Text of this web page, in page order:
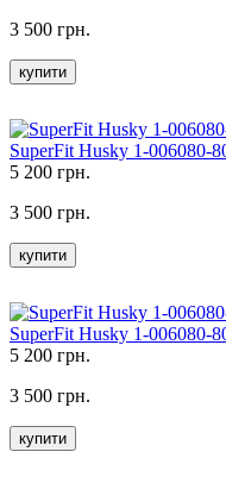
3 500 грн.
купити
SuperFit Husky 1-006080-
5 200 грн.
3 500 грн.
купити
SuperFit Husky 1-006080-
5 200 грн.
3 500 грн.
купити